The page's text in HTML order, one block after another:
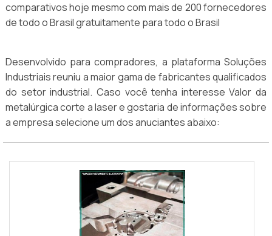
comparativos hoje mesmo com mais de 200 fornecedores
de todo o Brasil gratuitamente para todo o Brasil
Desenvolvido para compradores, a plataforma Soluções
Industriais reuniu a maior gama de fabricantes qualificados
do setor industrial. Caso você tenha interesse Valor da
metalúrgica corte a laser e gostaria de informações sobre
a empresa selecione um dos anuciantes abaixo: